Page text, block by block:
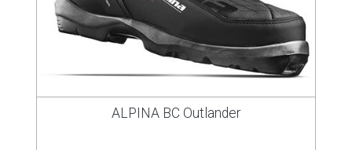
ALPINA BC Outlander